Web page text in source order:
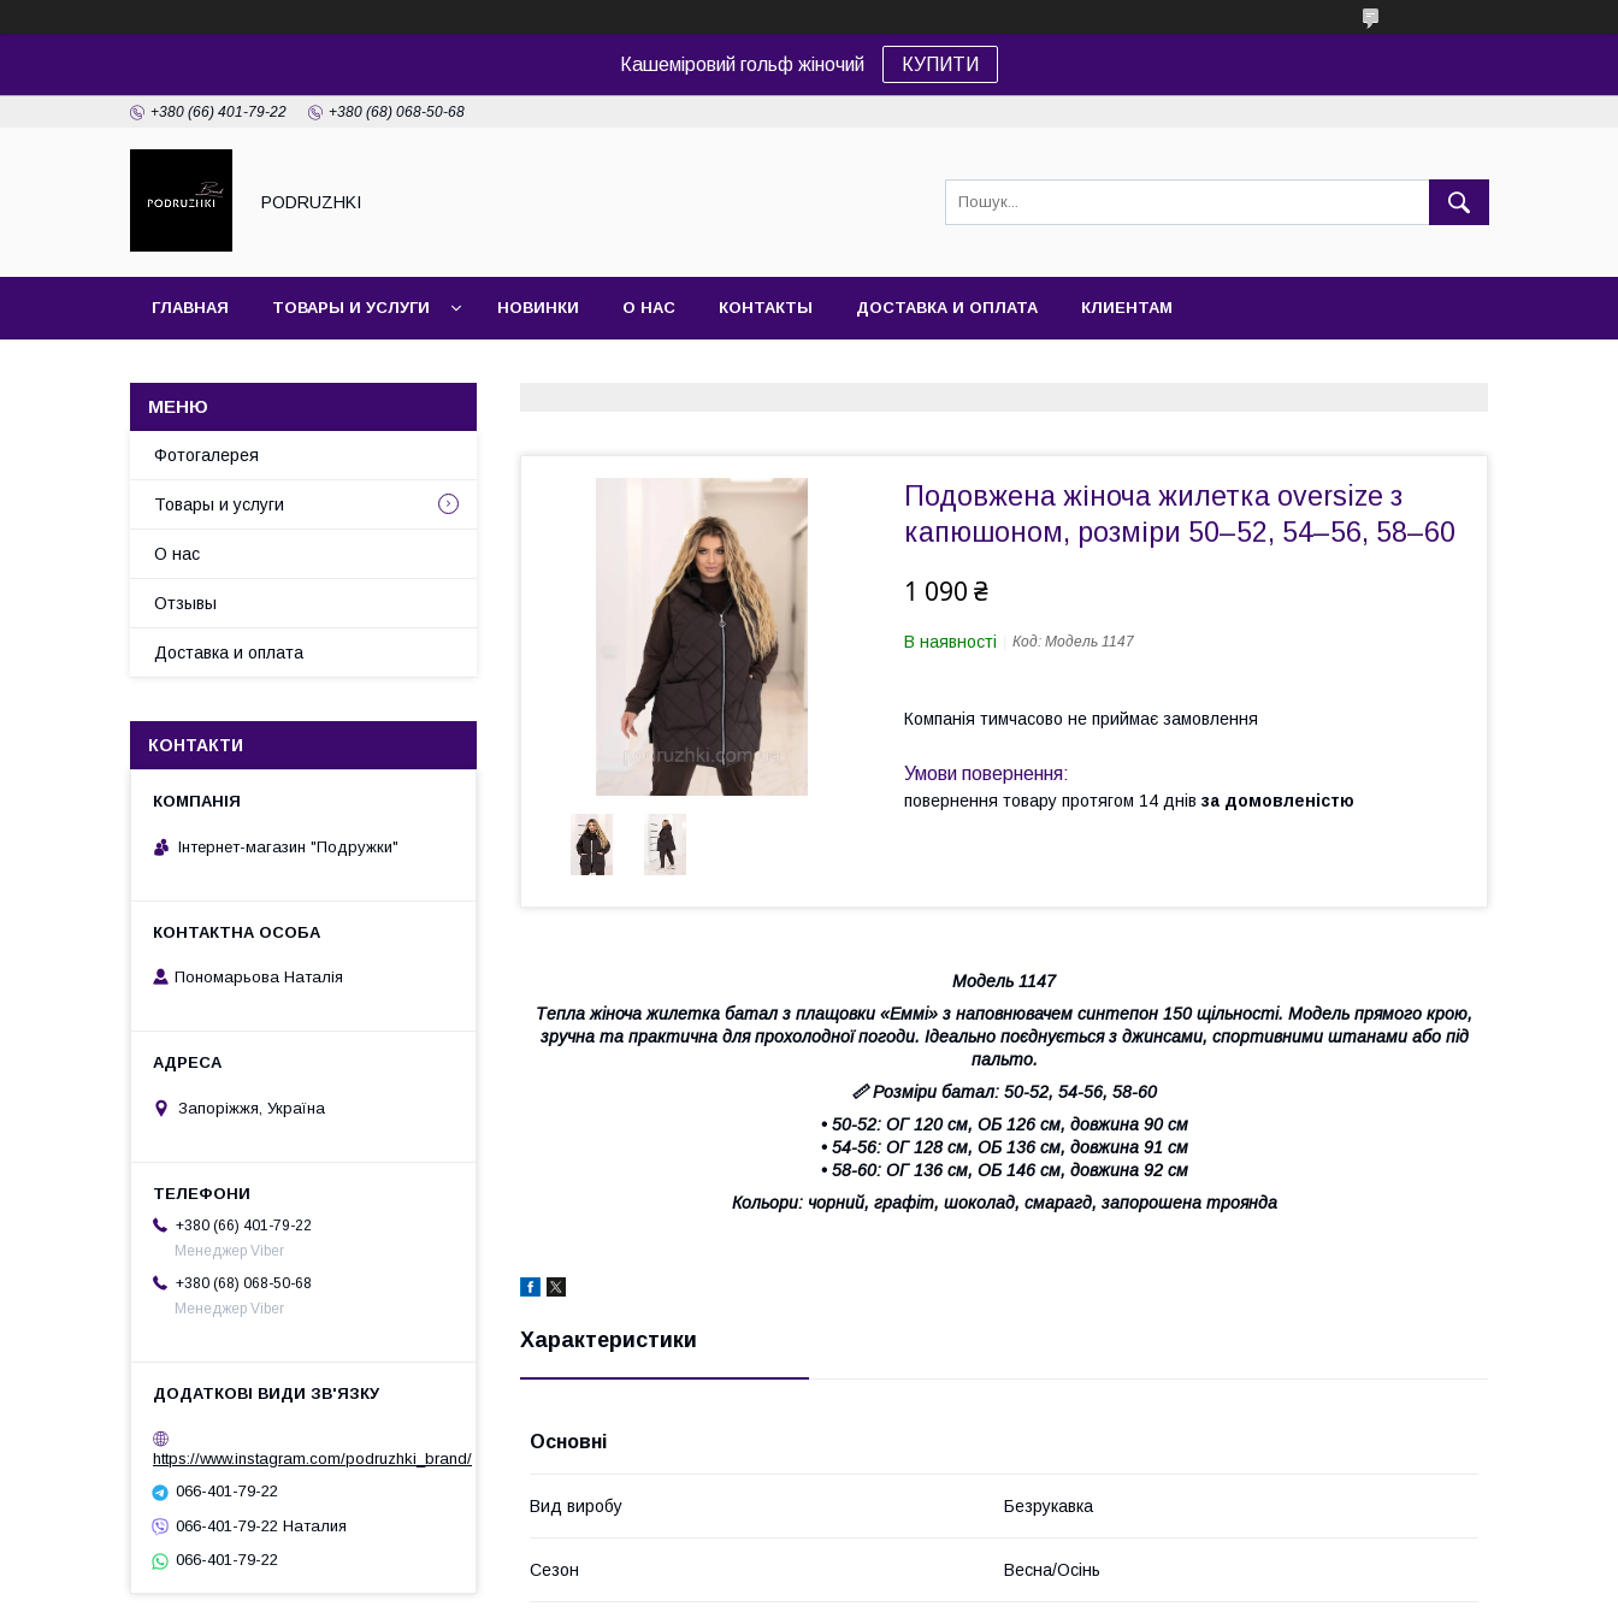
Кашеміровий гольф жіночий КУПИТИ
+380 (66) 401-79-22 +380 (68) 068-50-68
PODRUZHKI
ГЛАВНАЯ ТОВАРЫ И УСЛУГИ НОВИНКИ О НАС КОНТАКТЫ ДОСТАВКА И ОПЛАТА КЛИЕНТАМ
Подовжена жіноча жилетка oversize з
капюшоном, розміри 50–52, 54–56, 58–60
1 090 ₴
В наявності Код: Модель 1147
Компанія тимчасово не приймає замовлення
повернення товару протягом 14 днів за домовленістю
Модель 1147
Тепла жіноча жилетка батал з плащовки «Еммі» з наповнювачем синтепон 150 щільності. Модель прямого крою,
зручна та практична для прохолодної погоди. Ідеально поєднується з джинсами, спортивними штанами або під
пальто.
📏Розміри батал: 50-52, 54-56, 58-60
• 50-52: ОГ 120 см, ОБ 126 см, довжина 90 см
• 54-56: ОГ 128 см, ОБ 136 см, довжина 91 см
• 58-60: ОГ 136 см, ОБ 146 см, довжина 92 см
Кольори:чорний, графіт, шоколад, смарагд, запорошена троянда
Характеристики
Основні
Вид виробу Безрукавка
Сезон Весна/Осінь
Фотогалерея
Товары и услуги
О нас
Отзывы
Доставка и оплата
КОНТАКТИ
Інтернет-магазин "Подружки"
Пономарьова Наталія
Запоріжжя, Україна
+380 (66) 401-79-22
Менеджер Viber
+380 (68) 068-50-68
Менеджер Viber
https://www.instagram.com/podruzhki_brand/
066-401-79-22
066-401-79-22 Наталия
066-401-79-22